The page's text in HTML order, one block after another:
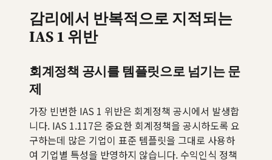
감리에서 반복적으로 지적되는
IAS 1 위반
회계정책 공시를 템플릿으로 넘기는 문
제
가장 빈번한 IAS 1 위반은 회계정책 공시에서 발생합
니다. IAS 1.117은 중요한 회계정책을 공시하도록 요
구하는데 많은 기업이 표준 템플릿을 그대로 사용하
여 기업별 특성을 반영하지 않습니다. 수익인식 정책